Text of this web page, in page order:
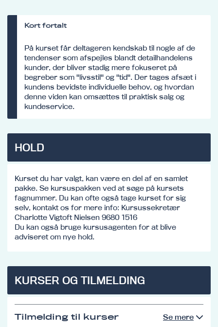
Kort fortalt
På kurset får deltageren kendskab til nogle af de
tendenser som afspejles blandt detailhandelens
kunder, der bliver stadig mere fokuseret på
begreber som "livsstil" og "tid". Der tages afsæt i
kundens bevidste individuelle behov, og hvordan
denne viden kan omsættes til praktisk salg og
kundeservice.
HOLD
Kurset du har valgt, kan være en del af en samlet
pakke. Se kursuspakken ved at søge på kursets
fagnummer. Du kan ofte også tage kurset for sig
selv, kontakt os for mere info: Kursussekretær
Charlotte Vigtoft Nielsen 9680 1516
Du kan også bruge kursusagenten for at blive
adviseret om nye hold.
KURSER OG TILMELDING
Tilmelding til kurser Se mere